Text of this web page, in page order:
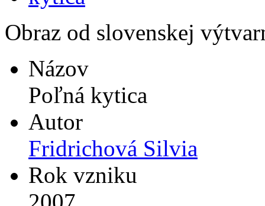
Obraz od slovenskej
Názov
Poľná kytica
Autor
Fridrichová Silvia
Rok vzniku